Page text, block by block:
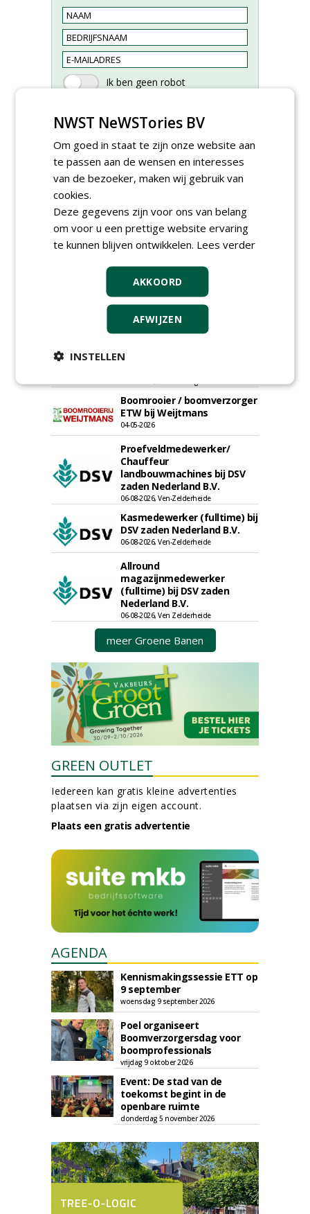
Boomtotaalzorg32-40 uur
Boominspecteur bij
Projectleider (HBO - 40 uur)
bij Weijtmans
22-07-2026, Udenhout
Nederland; regio Noord &
Boomrooier / boomverzorger
ETW bij Weijtmans
04-05-2026
Proefveldmedewerker/
Chauffeur
landbouwmachines bij DSV
zaden Nederland B.V.
06-08-2026, Ven-Zelderheide
Kasmedewerker (fulltime) bij
DSV zaden Nederland B.V.
06-08-2026, Ven-Zelderheide
Allround
magazijnmedewerker
(fulltime) bij DSV zaden
Nederland B.V.
06-08-2026, Ven Zelderheide
meer Groene Banen
GREEN OUTLET
Iedereen kan gratis kleine advertenties
plaatsen via zijn eigen account.
Plaats een gratis advertentie
AGENDA
Kennismakingssessie ETT op
9 september
woensdag 9 september 2026
Poel organiseert
Boomverzorgersdag voor
boomprofessionals
vrijdag 9 oktober 2026
Event: De stad van de
toekomst begint in de
openbare ruimte
donderdag 5 november 2026
NWST NeWSTories BV
Om goed in staat te zijn onze website aan
te passen aan de wensen en interesses
van de bezoeker, maken wij gebruik van
cookies.
Deze gegevens zijn voor ons van belang
om voor u een prettige website ervaring
te kunnen blijven ontwikkelen. Lees verder
AKKOORD
AFWIJZEN
INSTELLEN